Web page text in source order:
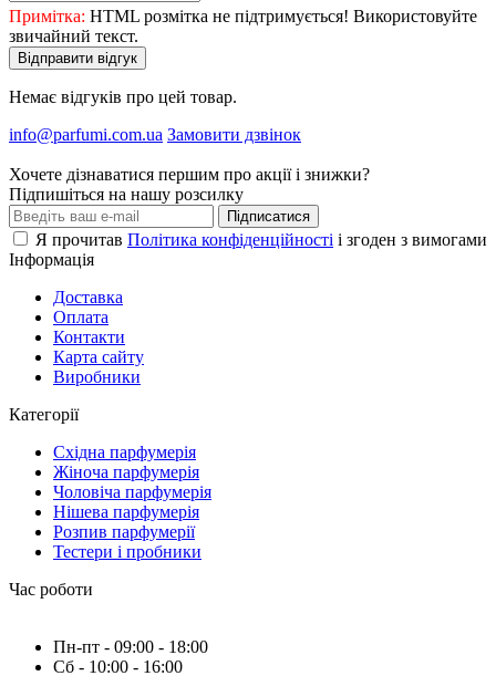
Примітка: HTML розмітка не підтримується! Використовуйте
звичайний текст.
Відправити відгук
Немає відгуків про цей товар.
info@parfumi.com.ua Замовити дзвінок
Хочете дізнаватися першим про акції і знижки?
Підпишіться на нашу розсилку
Підписатися
Я прочитав Політика конфіденційності і згоден з вимогами
Інформація
Доставка
Оплата
Контакти
Карта сайту
Виробники
Категорії
Східна парфумерія
Жіноча парфумерія
Чоловіча парфумерія
Нішева парфумерія
Розпив парфумерії
Тестери і пробники
Час роботи
Пн-пт - 09:00 - 18:00
Сб - 10:00 - 16:00